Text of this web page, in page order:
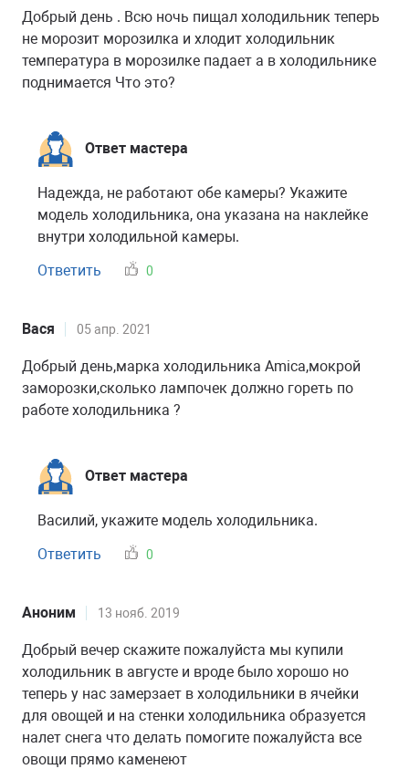
Добрый день . Всю ночь пищал холодильник теперь
не морозит морозилка и хлодит холодильник
температура в морозилке падает а в холодильнике
поднимается Что это?
Ответ мастера
Надежда, не работают обе камеры? Укажите
модель холодильника, она указана на наклейке
внутри холодильной камеры.
Ответить
0
Вася 05 апр. 2021
Добрый день,марка холодильника Amica,мокрой
заморозки,сколько лампочек должно гореть по
работе холодильника ?
Ответ мастера
Василий, укажите модель холодильника.
Ответить
0
Аноним 13 нояб. 2019
Добрый вечер скажите пожалуйста мы купили
холодильник в августе и вроде было хорошо но
теперь у нас замерзает в холодильники в ячейки
для овощей и на стенки холодильника образуется
налет снега что делать помогите пожалуйста все
овощи прямо каменеют